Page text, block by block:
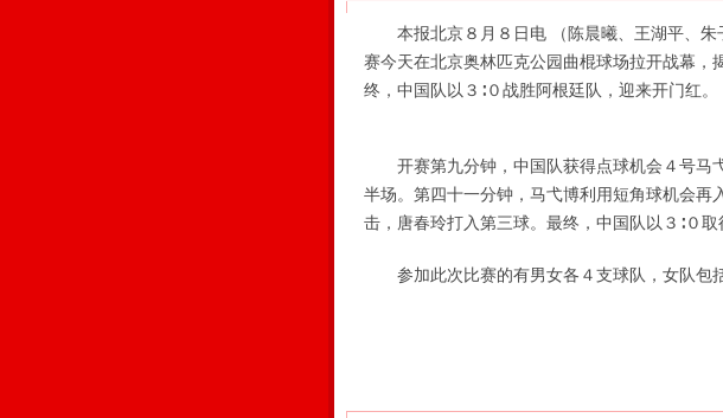
本报北京８月８日电 （陈晨曦、王湖平、朱
赛今天在北京奥林匹克公园曲棍球场拉开战幕，
终，中国队以３∶０战胜阿根廷队，迎来开门红。
开赛第九分钟，中国队获得点球机会４号马
半场。第四十一分钟，马弋博利用短角球机会再
击，唐春玲打入第三球。最终，中国队以３∶０取
参加此次比赛的有男女各４支球队，女队包括